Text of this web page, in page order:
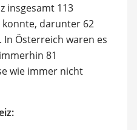
insgesamt 113
darunter 62
In Österreich waren es
81
wie immer nicht